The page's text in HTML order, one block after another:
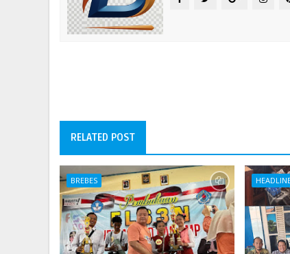
RELATED POST
BREBES